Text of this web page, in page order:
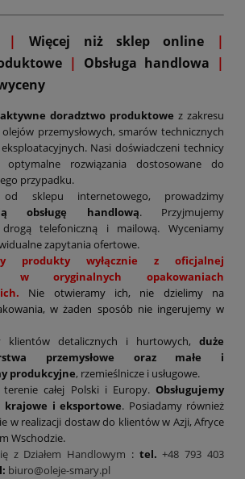
| Więcej niż sklep online
|
| Obsługa handlowa |
aktywne doradztwo produktowe z zakresu
przemysłowych, smarów technicznych
Nasi doświadczeni technicy
optymalne rozwiązania dostosowane do
przypadku.
od sklepu internetowego, prowadzimy
obsługę handlową. Przyjmujemy
drogą telefoniczną i mailową. Wyceniamy
zapytania ofertowe.
produkty wyłącznie z oficjalnej
w oryginalnych opakowaniach
Nie otwieramy ich, nie dzielimy na
w żaden sposób nie ingerujemy w
klientów detalicznych i hurtowych, duże
przemysłowe oraz małe i
produkcyjne, rzemieślnicze i usługowe.
terenie całej Polski i Europy. Obsługujemy
krajowe i eksportowe. Posiadamy również
w realizacji dostaw do klientów w Azji, Afryce
Wschodzie.
z Działem Handlowym : tel.+48 793 403
biuro@oleje-smary.pl